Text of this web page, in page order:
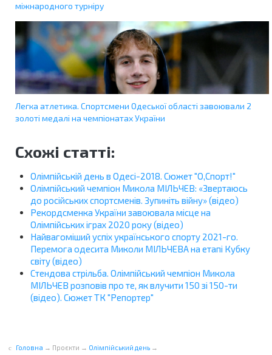
міжнародного турніру
Легка атлетика. Спортсмени Одеської області завоювали 2
золоті медалі на чемпіонатах України
Схожі статті:
Олімпійській день в Одесі-2018. Сюжет "О,Спорт!"
Олімпійський чемпіон Микола МІЛЬЧЕВ: «Звертаюсь
до російських спортсменів. Зупиніть війну» (відео)
Рекордсменка України завоювала місце на
Олімпійських іграх 2020 року (відео)
Найвагоміший успіх українського спорту 2021-го.
Перемога одесита Миколи МІЛЬЧЕВА на етапі Кубку
світу (відео)
Стендова стрільба. Олімпійський чемпіон Микола
МІЛЬЧЕВ розповів про те, як влучити 150 зі 150-ти
(відео). Сюжет ТК "Репортер"
Головна → Проєкти → Олімпійський день →